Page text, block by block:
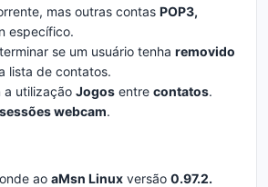
mas outras contas POP3,
específico.
se um usuário tenha removido
lista de contatos.
a utilização Jogos entre contatos.
webcam.
ao aMsn Linux versão 0.97.2.